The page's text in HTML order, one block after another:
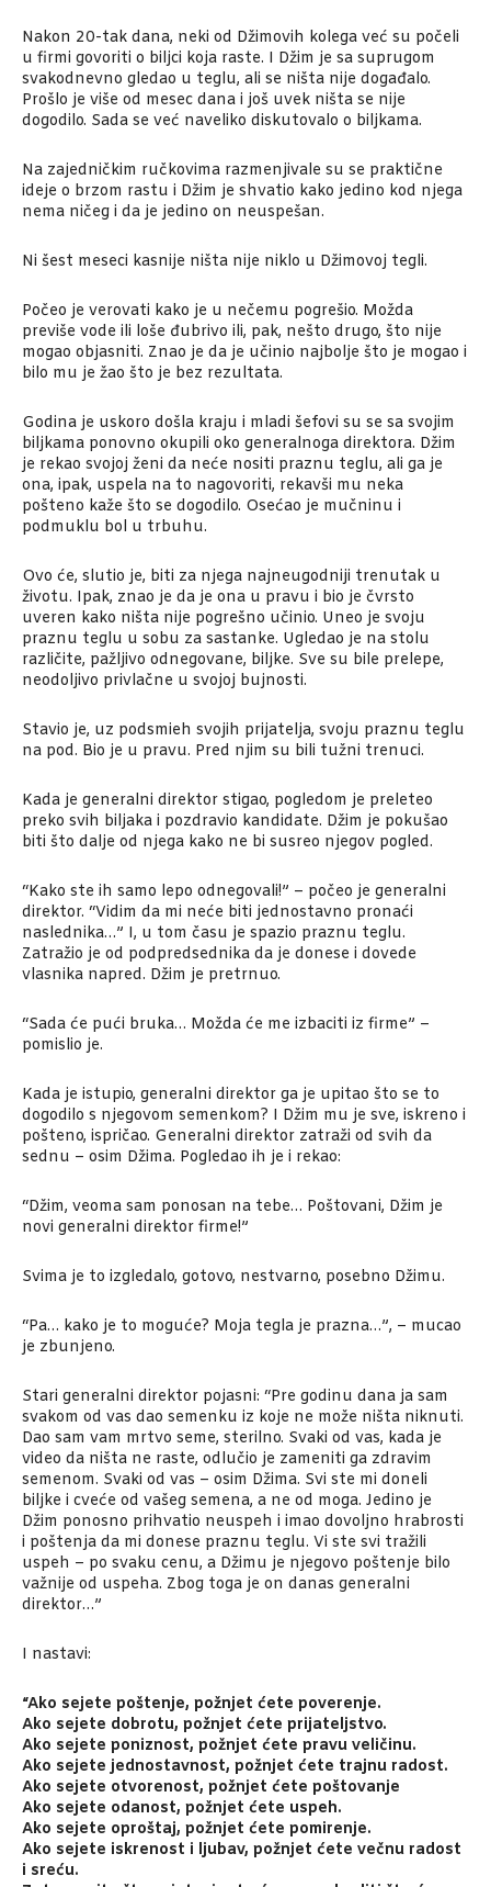
Nakon 20-tak dana, neki od Džimovih kolega već su počeli
u firmi govoriti o biljci koja raste. I Džim je sa suprugom
svakodnevno gledao u teglu, ali se ništa nije događalo.
Prošlo je više od mesec dana i još uvek ništa se nije
dogodilo. Sada se već naveliko diskutovalo o biljkama.
Na zajedničkim ručkovima razmenjivale su se praktične
ideje o brzom rastu i Džim je shvatio kako jedino kod njega
nema ničeg i da je jedino on neuspešan.
Ni šest meseci kasnije ništa nije niklo u Džimovoj tegli.
Počeo je verovati kako je u nečemu pogrešio. Možda
previše vode ili loše đubrivo ili, pak, nešto drugo, što nije
mogao objasniti. Znao je da je učinio najbolje što je mogao i
bilo mu je žao što je bez rezultata.
Godina je uskoro došla kraju i mladi šefovi su se sa svojim
biljkama ponovno okupili oko generalnoga direktora. Džim
je rekao svojoj ženi da neće nositi praznu teglu, ali ga je
ona, ipak, uspela na to nagovoriti, rekavši mu neka
pošteno kaže što se dogodilo. Osećao je mučninu i
podmuklu bol u trbuhu.
Ovo će, slutio je, biti za njega najneugodniji trenutak u
životu. Ipak, znao je da je ona u pravu i bio je čvrsto
uveren kako ništa nije pogrešno učinio. Uneo je svoju
praznu teglu u sobu za sastanke. Ugledao je na stolu
različite, pažljivo odnegovane, biljke. Sve su bile prelepe,
neodoljivo privlačne u svojoj bujnosti.
Stavio je, uz podsmieh svojih prijatelja, svoju praznu teglu
na pod. Bio je u pravu. Pred njim su bili tužni trenuci.
Kada je generalni direktor stigao, pogledom je preleteo
preko svih biljaka i pozdravio kandidate. Džim je pokušao
biti što dalje od njega kako ne bi susreo njegov pogled.
“Kako ste ih samo lepo odnegovali!” – počeo je generalni
direktor. “Vidim da mi neće biti jednostavno pronaći
naslednika…” I, u tom času je spazio praznu teglu.
Zatražio je od podpredsednika da je donese i dovede
vlasnika napred. Džim je pretrnuo.
“Sada će pući bruka… Možda će me izbaciti iz firme” –
pomislio je.
Kada je istupio, generalni direktor ga je upitao što se to
dogodilo s njegovom semenkom? I Džim mu je sve, iskreno i
pošteno, ispričao. Generalni direktor zatraži od svih da
sednu – osim Džima. Pogledao ih je i rekao:
“Džim, veoma sam ponosan na tebe… Poštovani, Džim je
novi generalni direktor firme!”
Svima je to izgledalo, gotovo, nestvarno, posebno Džimu.
“Pa… kako je to moguće? Moja tegla je prazna…”, – mucao
je zbunjeno.
Stari generalni direktor pojasni: “Pre godinu dana ja sam
svakom od vas dao semenku iz koje ne može ništa niknuti.
Dao sam vam mrtvo seme, sterilno. Svaki od vas, kada je
video da ništa ne raste, odlučio je zameniti ga zdravim
semenom. Svaki od vas – osim Džima. Svi ste mi doneli
biljke i cveće od vašeg semena, a ne od moga. Jedino je
Džim ponosno prihvatio neuspeh i imao dovoljno hrabrosti
i poštenja da mi donese praznu teglu. Vi ste svi tražili
uspeh – po svaku cenu, a Džimu je njegovo poštenje bilo
važnije od uspeha. Zbog toga je on danas generalni
direktor…”
I nastavi:
“Ako sejete poštenje, požnjet ćete poverenje.
Ako sejete dobrotu, požnjet ćete prijateljstvo.
Ako sejete poniznost, požnjet ćete pravu veličinu.
Ako sejete jednostavnost, požnjet ćete trajnu radost.
Ako sejete otvorenost, požnjet ćete poštovanje
Ako sejete odanost, požnjet ćete uspeh.
Ako sejete oproštaj, požnjet ćete pomirenje.
Ako sejete iskrenost i ljubav, požnjet ćete večnu radost
i sreću.